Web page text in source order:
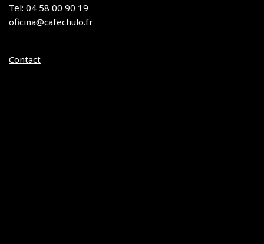
Tel: 04 58 00 90 19
oficina@cafechulo.fr
Contact